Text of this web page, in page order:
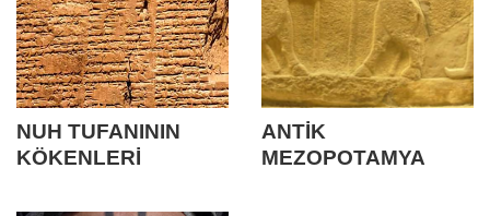
NUH TUFANININ
KÖKENLERİ
ANTİK
MEZOPOTAMYA